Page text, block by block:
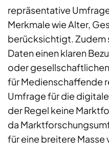
repräsentative
Merkmale wie Alter,
berücksichtigt. Zudem
Daten einen klaren
oder
für Medienschaffende
Umfrage für die
der Regel keine
da
für eine breitere Masse